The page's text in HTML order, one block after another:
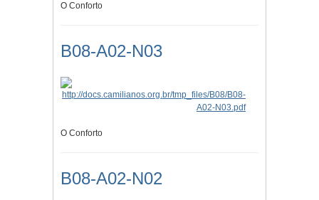
O Conforto
B08-A02-N03
O Conforto
B08-A02-N02